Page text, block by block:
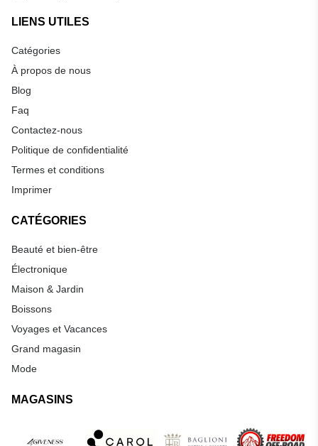
LIENS UTILES
Catégories
À propos de nous
Blog
Faq
Contactez-nous
Politique de confidentialité
Termes et conditions
Imprimer
CATÉGORIES
Beauté et bien-être
Électronique
Maison & Jardin
Boissons
Voyages et Vacances
Grand magasin
Mode
MAGASINS